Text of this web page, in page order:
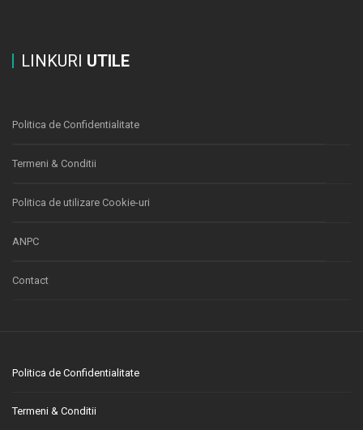
LINKURI UTILE
Politica de Confidentialitate
Termeni & Conditii
Politica de utilizare Cookie-uri
ANPC
Contact
Politica de Confidentialitate
Termeni & Conditii